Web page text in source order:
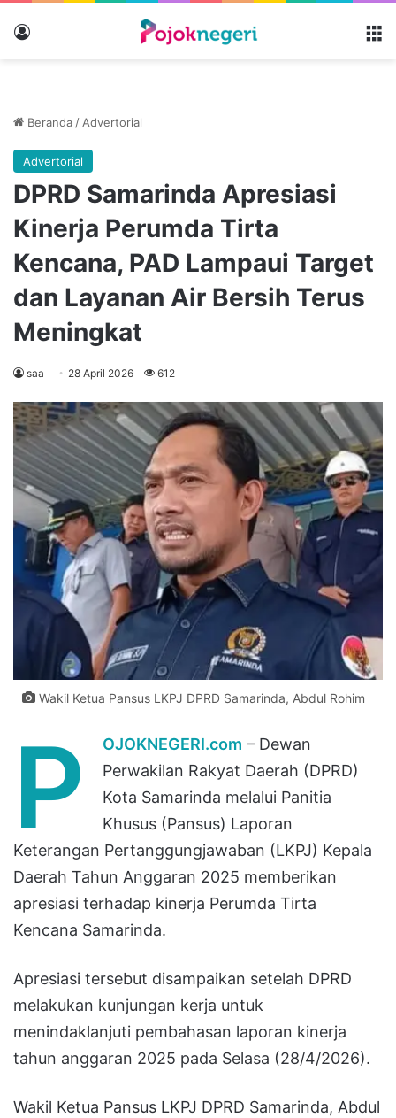
Beranda / Advertorial
Advertorial
DPRD Samarinda Apresiasi
Kinerja Perumda Tirta
Kencana, PAD Lampaui Target
dan Layanan Air Bersih Terus
Meningkat
saa 28 April 2026 612
Wakil Ketua Pansus LKPJ DPRD Samarinda, Abdul Rohim
P OJOKNEGERI.com – Dewan
Perwakilan Rakyat Daerah (DPRD)
Kota Samarinda melalui Panitia
Khusus (Pansus) Laporan
Keterangan Pertanggungjawaban (LKPJ) Kepala
Daerah Tahun Anggaran 2025 memberikan
apresiasi terhadap kinerja Perumda Tirta
Kencana Samarinda.
Apresiasi tersebut disampaikan setelah DPRD
melakukan kunjungan kerja untuk
menindaklanjuti pembahasan laporan kinerja
tahun anggaran 2025 pada Selasa (28/4/2026).
Wakil Ketua Pansus LKPJ DPRD Samarinda, Abdul